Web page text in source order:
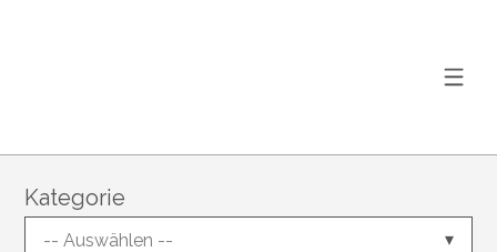
Kategorie
-- Auswählen --